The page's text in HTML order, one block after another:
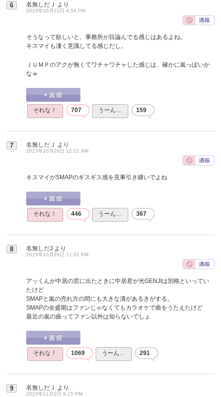
6 名無しだＪ より
2015年10月21日 4:54 PM
そうなって欲しいと、事務所が目論んでる感じはあるよね。
キスマイも凄く意識してる感じだし。
ＪＵＭＰのアクが無くてワチャワチャした感じは、確かに嵐っぽいか
なｗ
それな！ 707 うーん… 159
7 名無しだＪ より
2015年10月26日 12:11 AM
キスマイがSMAPのギスギス感を見事引き継いでよね
それな！ 446 うーん… 367
8 名無しだJ より
2015年10月29日 11:31 PM
アッくんが中居の窓に出たときに中居君が光GENJIは別格といってい
たけど
SMAPと嵐の売れ方の間にも大きな溝があるきがする。
SMAPの全盛期はファンじゃなくてもカラオケで曲をうたえたけど
最近の嵐の曲ってファン以外は知らないでしょ
それな！ 1069 うーん… 291
9 名無しだＪ より
2015年11月2日 8:15 PM